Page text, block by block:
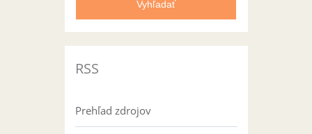
RSS
Prehľad zdrojov